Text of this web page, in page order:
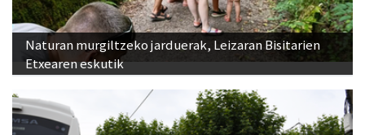
Naturan murgiltzeko jarduerak, Leizaran Bisitarien
Etxearen eskutik